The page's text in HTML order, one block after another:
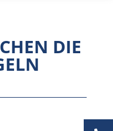
DIE